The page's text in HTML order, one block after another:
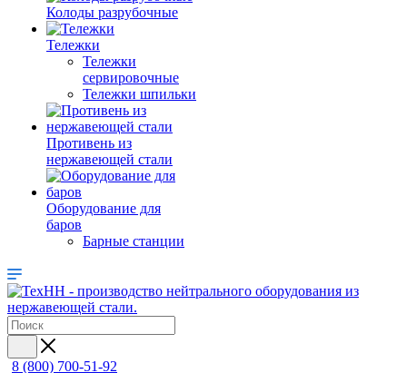
Колоды разрубочные
Тележки
Тележки
сервировочные
Тележки шпильки
Противень из
нержавеющей стали
Оборудование для
баров
Барные станции
8 (800) 700-51-92